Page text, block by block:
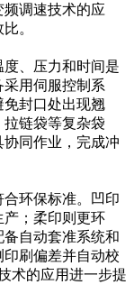
调速技术的应
。
、压力和时间是
用伺服控制系
封口处出现翘
链袋等复杂袋
同作业，完成冲
环保标准。凹印
；柔印则更环
自动套准系统和
刷偏差并自动校
术的应用进一步提